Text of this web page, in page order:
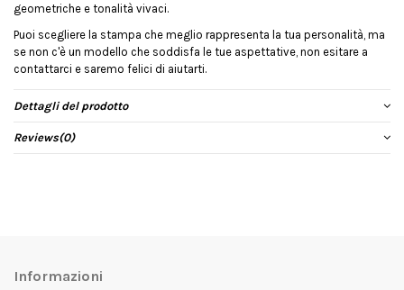
geometriche e tonalità vivaci.
Puoi scegliere la stampa che meglio rappresenta la tua personalità, ma
se non c'è un modello che soddisfa le tue aspettative, non esitare a
contattarci e saremo felici di aiutarti.
Dettagli del prodotto
Reviews(0)
Informazioni